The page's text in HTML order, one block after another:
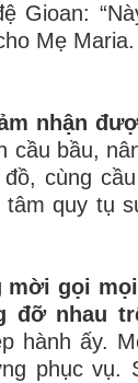
Gioan:
Mẹ
nhận
cầu bầu,
cùng
quy tụ
mời gọi
đỡ nhau
hành ấy.
phục vụ.